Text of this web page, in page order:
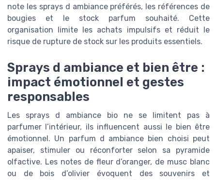
note les sprays d ambiance préférés, les références de
bougies et le stock parfum souhaité. Cette
organisation limite les achats impulsifs et réduit le
risque de rupture de stock sur les produits essentiels.
Sprays d ambiance et bien être :
impact émotionnel et gestes
responsables
Les sprays d ambiance bio ne se limitent pas à
parfumer l’intérieur, ils influencent aussi le bien être
émotionnel. Un parfum d ambiance bien choisi peut
apaiser, stimuler ou réconforter selon sa pyramide
olfactive. Les notes de fleur d’oranger, de musc blanc
ou de bois d’olivier évoquent des souvenirs et